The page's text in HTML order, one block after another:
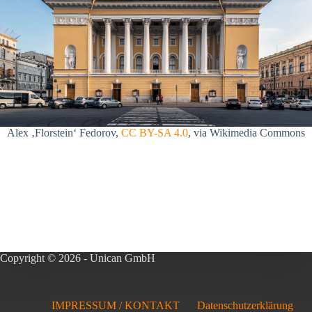
Alex ‚Florstein‘ Fedorov, CC BY-SA 4.0, via Wikimedia Commons
Copyright © 2026 - Unican GmbH
IMPRESSUM / KONTAKT Datenschutzerklärung